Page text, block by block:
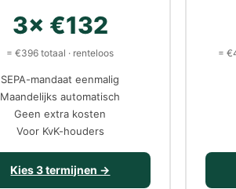
3× €132
= €396 totaal · renteloos
SEPA-mandaat eenmalig
Maandelijks automatisch
Geen extra kosten
Voor KvK-houders
Kies 3 termijnen →
=